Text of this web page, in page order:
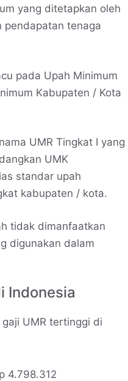
yang ditetapkan oleh
pendapatan tenaga
pada Upah Minimum
Kabupaten / Kota
UMR Tingkat I yang
UMK
standar upah
kabupaten / kota.
tidak dimanfaatkan
digunakan dalam
Indonesia
UMR tertinggi di
4.798.312